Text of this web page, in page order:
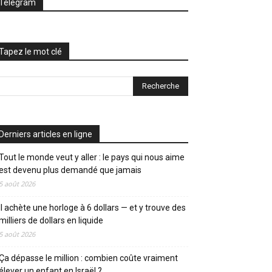
le mot clé
articles en ligne
le monde veut y aller : le pays qui nous aime
devenu plus demandé que jamais
août 2026
achète une horloge à 6 dollars — et y trouve des
de dollars en liquide
août 2026
dépasse le million : combien coûte vraiment